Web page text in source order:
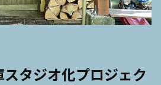
タジオ化プロジェク